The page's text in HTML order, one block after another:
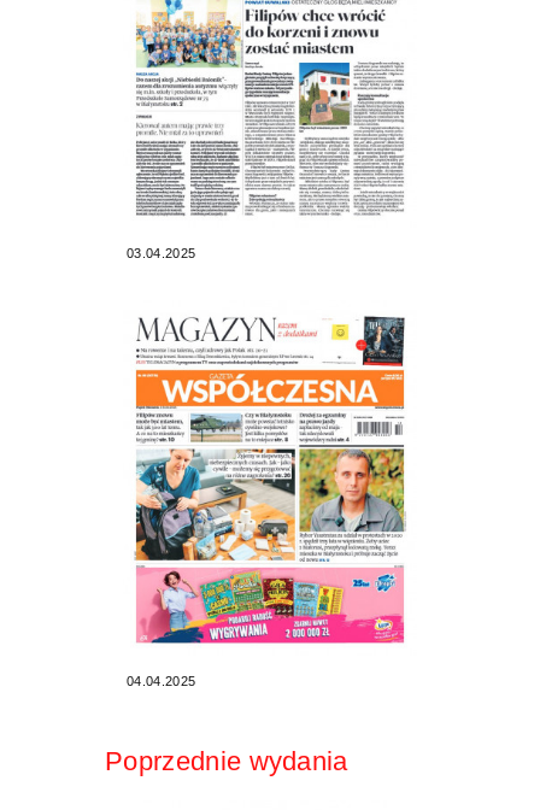
03.04.2025
04.04.2025
Poprzednie wydania